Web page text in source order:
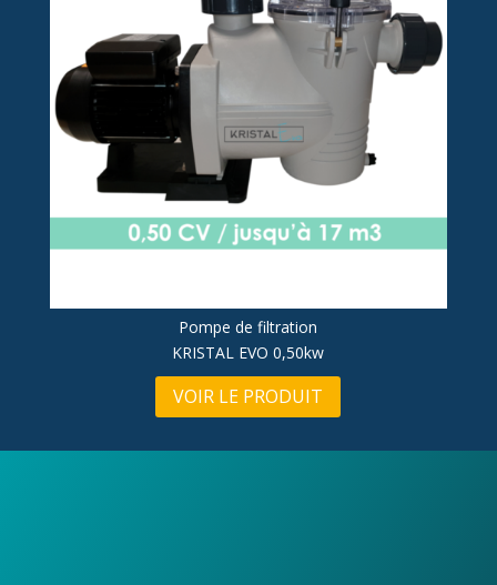
Pompe de filtration
KRISTAL EVO 0,50kw
VOIR LE PRODUIT